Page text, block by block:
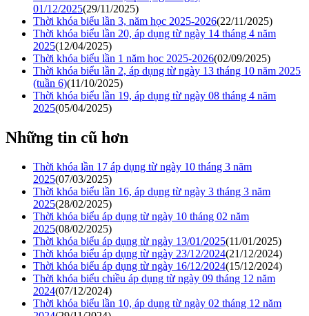
01/12/2025(29/11/2025)
Thời khóa biểu lần 3, năm học 2025-2026(22/11/2025)
Thời khóa biểu lần 20, áp dụng từ ngày 14 tháng 4 năm
2025(12/04/2025)
Thời khóa biểu lần 1 năm học 2025-2026(02/09/2025)
Thời khóa biểu lần 2, áp dụng từ ngày 13 tháng 10 năm 2025
(tuần 6)(11/10/2025)
Thời khóa biểu lần 19, áp dụng từ ngày 08 tháng 4 năm
2025(05/04/2025)
Những tin cũ hơn
Thời khóa lần 17 áp dụng từ ngày 10 tháng 3 năm
2025(07/03/2025)
Thời khóa biểu lần 16, áp dụng từ ngày 3 tháng 3 năm
2025(28/02/2025)
Thời khóa biểu áp dụng từ ngày 10 tháng 02 năm
2025(08/02/2025)
Thời khóa biểu áp dụng từ ngày 13/01/2025(11/01/2025)
Thời khóa biểu áp dụng từ ngày 23/12/2024(21/12/2024)
Thời khóa biểu áp dụng từ ngày 16/12/2024(15/12/2024)
Thời khóa biểu chiều áp dụng từ ngày 09 tháng 12 năm
2024(07/12/2024)
Thời khóa biểu lần 10, áp dụng từ ngày 02 tháng 12 năm